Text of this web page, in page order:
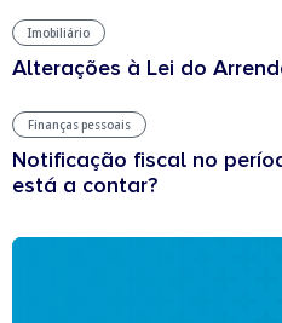
Imobiliário
Alterações à Lei do
Finanças pessoais
Notificação fiscal no
está a contar?